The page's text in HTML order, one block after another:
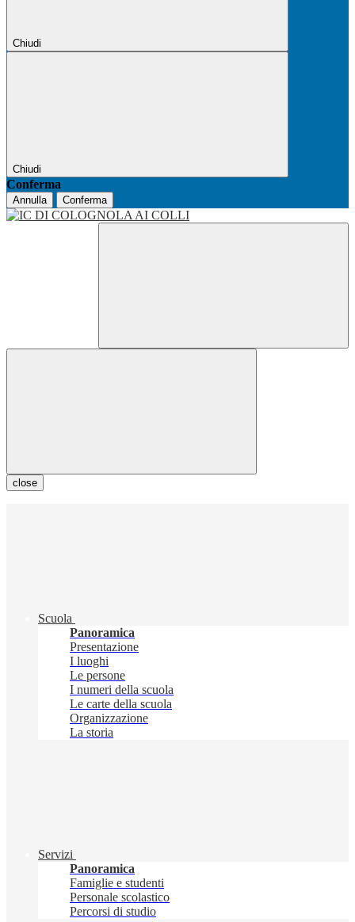
Chiudi
Chiudi
Conferma
Annulla Conferma
close
Scuola
Panoramica
Presentazione
I luoghi
Le persone
I numeri della scuola
Le carte della scuola
Organizzazione
La storia
Servizi
Panoramica
Famiglie e studenti
Personale scolastico
Percorsi di studio